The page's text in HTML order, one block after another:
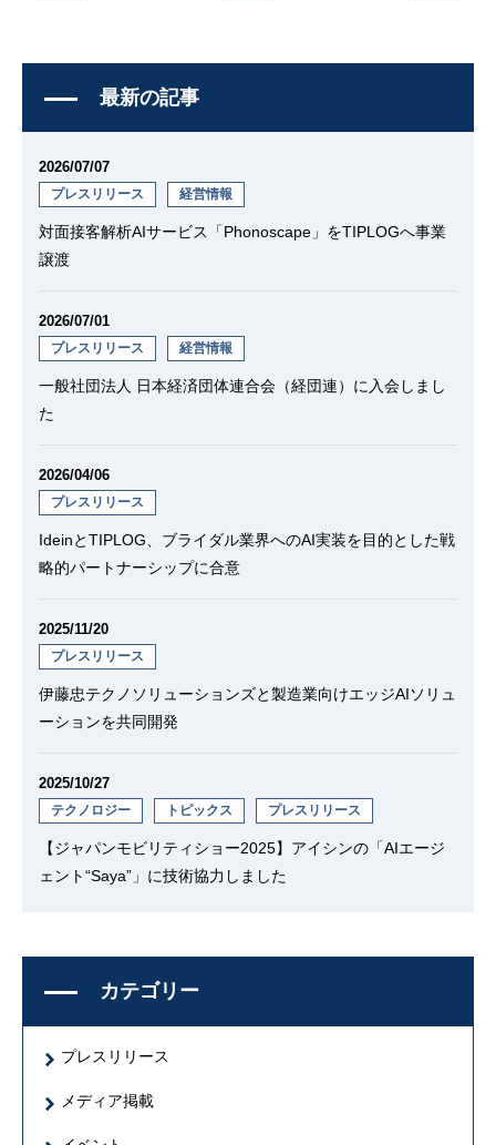
最新の記事
2026/07/07
プレスリリース 経営情報
対面接客解析AIサービス「Phonoscape」をTIPLOGへ事業
譲渡
2026/07/01
プレスリリース 経営情報
一般社団法人 日本経済団体連合会（経団連）に入会しまし
た
2026/04/06
プレスリリース
IdeinとTIPLOG、ブライダル業界へのAI実装を目的とした戦
略的パートナーシップに合意
2025/11/20
プレスリリース
伊藤忠テクノソリューションズと製造業向けエッジAIソリュ
ーションを共同開発
2025/10/27
テクノロジー トピックス プレスリリース
【ジャパンモビリティショー2025】アイシンの「AIエージ
ェント“Saya”」に技術協力しました
カテゴリー
プレスリリース
メディア掲載